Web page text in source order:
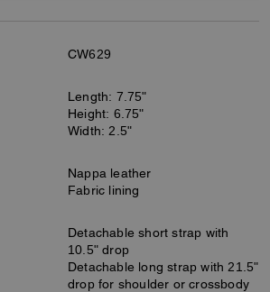
CW629
Length: 7.75"
Height: 6.75"
Width: 2.5"
Nappa leather
Fabric lining
Detachable short strap with
10.5" drop
Detachable long strap with 21.5"
drop for shoulder or crossbody